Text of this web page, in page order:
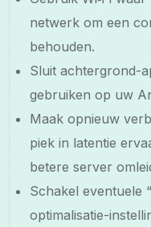
netwerk om een
behouden.
Sluit achtergrond-
gebruiken op uw
Maak opnieuw
piek in latentie
betere server
Schakel eventuele
optimalisatie-